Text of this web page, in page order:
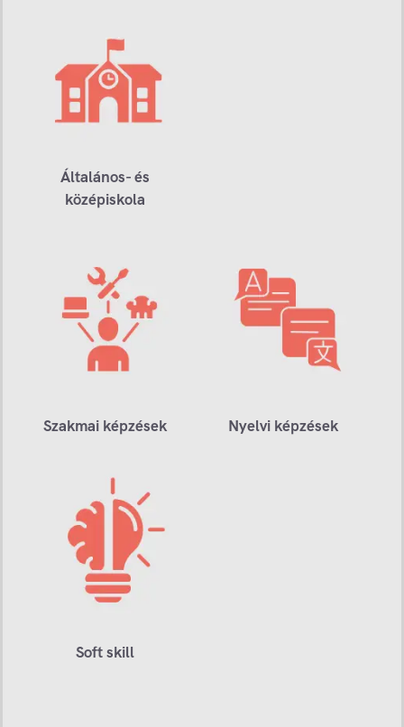
Általános- és
középiskola
Szakmai képzések Nyelvi képzések
Soft skill